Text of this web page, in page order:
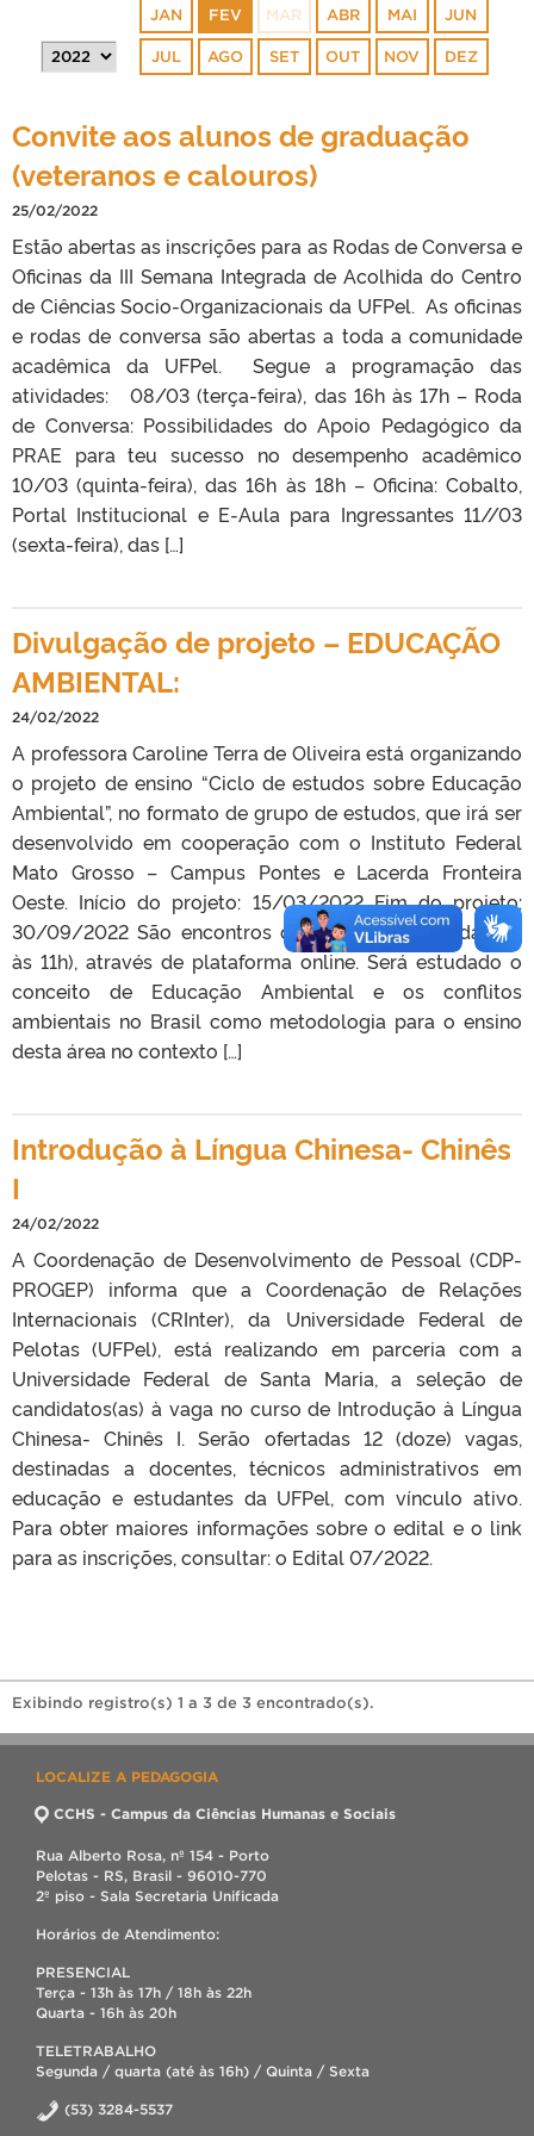
JAN FEV MAR ABR MAI JUN
JUL AGO SET OUT NOV DEZ
Convite aos alunos de graduação
(veteranos e calouros)
25/02/2022
Estão abertas as inscrições para as Rodas de Conversa e
Oficinas da III Semana Integrada de Acolhida do Centro
de Ciências Socio-Organizacionais da UFPel. As oficinas
e rodas de conversa são abertas a toda a comunidade
acadêmica da UFPel. Segue a programação das
atividades: 08/03 (terça-feira), das 16h às 17h – Roda
de Conversa: Possibilidades do Apoio Pedagógico da
PRAE para teu sucesso no desempenho acadêmico
10/03 (quinta-feira), das 16h às 18h – Oficina: Cobalto,
Portal Institucional e E-Aula para Ingressantes 11//03
(sexta-feira), das […]
Divulgação de projeto – EDUCAÇÃO
AMBIENTAL:
24/02/2022
A professora Caroline Terra de Oliveira está organizando
o projeto de ensino “Ciclo de estudos sobre Educação
Ambiental”, no formato de grupo de estudos, que irá ser
desenvolvido em cooperação com o Instituto Federal
Mato Grosso – Campus Pontes e Lacerda Fronteira
Oeste. Início do projeto: 15/03/2022 Fim do projeto:
30/09/2022 São encontros quinzenais (terças, das 9h
às 11h), através de plataforma online. Será estudado o
conceito de Educação Ambiental e os conflitos
ambientais no Brasil como metodologia para o ensino
desta área no contexto […]
Introdução à Língua Chinesa- Chinês
I
24/02/2022
A Coordenação de Desenvolvimento de Pessoal (CDP-
PROGEP) informa que a Coordenação de Relações
Internacionais (CRInter), da Universidade Federal de
Pelotas (UFPel), está realizando em parceria com a
Universidade Federal de Santa Maria, a seleção de
candidatos(as) à vaga no curso de Introdução à Língua
Chinesa- Chinês I. Serão ofertadas 12 (doze) vagas,
destinadas a docentes, técnicos administrativos em
educação e estudantes da UFPel, com vínculo ativo.
Para obter maiores informações sobre o edital e o link
para as inscrições, consultar: o Edital 07/2022.
Exibindo registro(s) 1 a 3 de 3 encontrado(s).
LOCALIZE A PEDAGOGIA
CCHS - Campus da Ciências Humanas e Sociais
Rua Alberto Rosa, nº 154 - Porto
Pelotas - RS, Brasil - 96010-770
2º piso - Sala Secretaria Unificada
Horários de Atendimento:
PRESENCIAL
Terça - 13h às 17h / 18h às 22h
Quarta - 16h às 20h
TELETRABALHO
Segunda / quarta (até às 16h) / Quinta / Sexta
(53) 3284-5537